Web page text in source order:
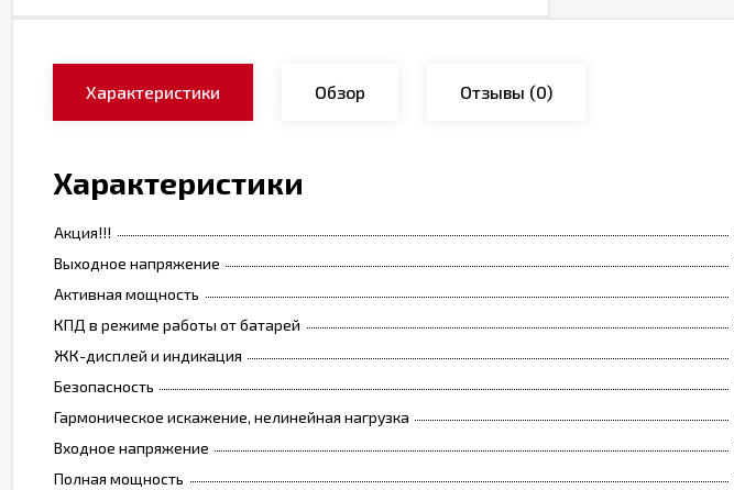
Характеристики Обзор Отзывы (0)
Характеристики
Акция!!!
Выходное напряжение
Активная мощность
КПД в режиме работы от батарей
ЖК-дисплей и индикация
Безопасность
Гармоническое искажение, нелинейная нагрузка
Входное напряжение
Полная мощность